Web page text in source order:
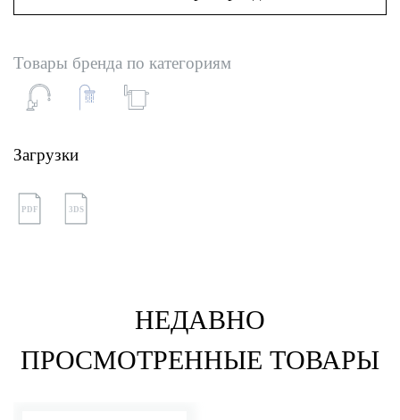
Товары бренда по категориям
Загрузки
PDF 3DS
НЕДАВНО
ПРОСМОТРЕННЫЕ ТОВАРЫ